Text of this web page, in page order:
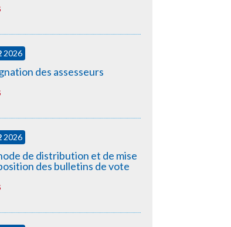
2026
des assesseurs
2026
de distribution et de mise
des bulletins de vote